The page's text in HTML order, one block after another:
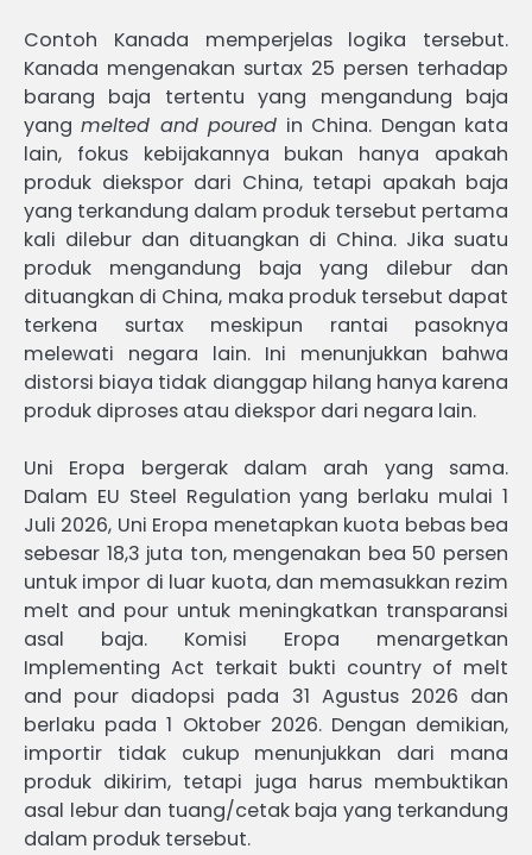
Contoh Kanada memperjelas logika tersebut.
Kanada mengenakan surtax 25 persen terhadap
barang baja tertentu yang mengandung baja
yangmelted and poured in China. Dengan kata
lain, fokus kebijakannya bukan hanya apakah
produk diekspor dari China, tetapi apakah baja
yang terkandung dalam produk tersebut pertama
kali dilebur dan dituangkan di China. Jika suatu
produk mengandung baja yang dilebur dan
dituangkan di China, maka produk tersebut dapat
terkena surtax meskipun rantai pasoknya
melewati negara lain. Ini menunjukkan bahwa
distorsi biaya tidak dianggap hilang hanya karena
produk diproses atau diekspor dari negara lain.
Uni Eropa bergerak dalam arah yang sama.
Dalam EU Steel Regulation yang berlaku mulai 1
Juli 2026, Uni Eropa menetapkan kuota bebas bea
sebesar 18,3 juta ton, mengenakan bea 50 persen
untuk impor di luar kuota, dan memasukkan rezim
melt and pour untuk meningkatkan transparansi
asal baja. Komisi Eropa menargetkan
Implementing Act terkait bukti country of melt
and pour diadopsi pada 31 Agustus 2026 dan
berlaku pada 1 Oktober 2026. Dengan demikian,
importir tidak cukup menunjukkan dari mana
produk dikirim, tetapi juga harus membuktikan
asal lebur dan tuang/cetak baja yang terkandung
dalam produk tersebut.